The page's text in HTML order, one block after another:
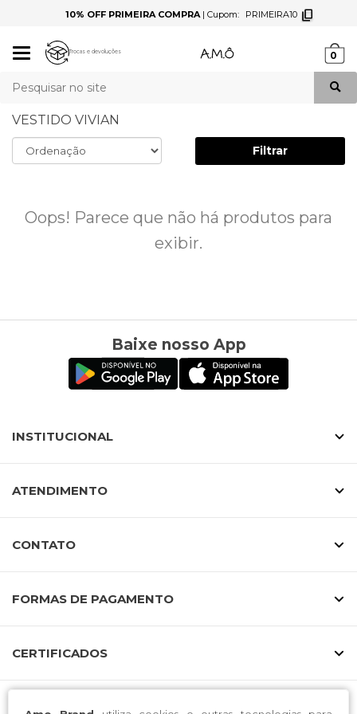
10% OFF PRIMEIRA COMPRA|Cupom: PRIMEIRA10
Mudar
Trocas e devoluções 0
VESTIDO VIVIAN
Filtrar
Oops! Parece que não há produtos para
exibir.
Baixe nosso App
INSTITUCIONAL
ATENDIMENTO
CONTATO
FORMAS DE PAGAMENTO
CERTIFICADOS